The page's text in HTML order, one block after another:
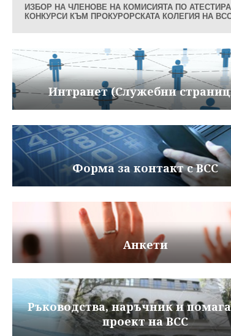
ИЗБОР НА ЧЛЕНОВЕ НА КОМИСИЯТА ПО
КОНКУРСИ КЪМ ПРОКУРОРСКАТА КОЛЕГИЯ НА
Интранет (Служебни
Форма за контакт с ВСС
Анкети
Ръководства, наръчник и
проект на ВСС